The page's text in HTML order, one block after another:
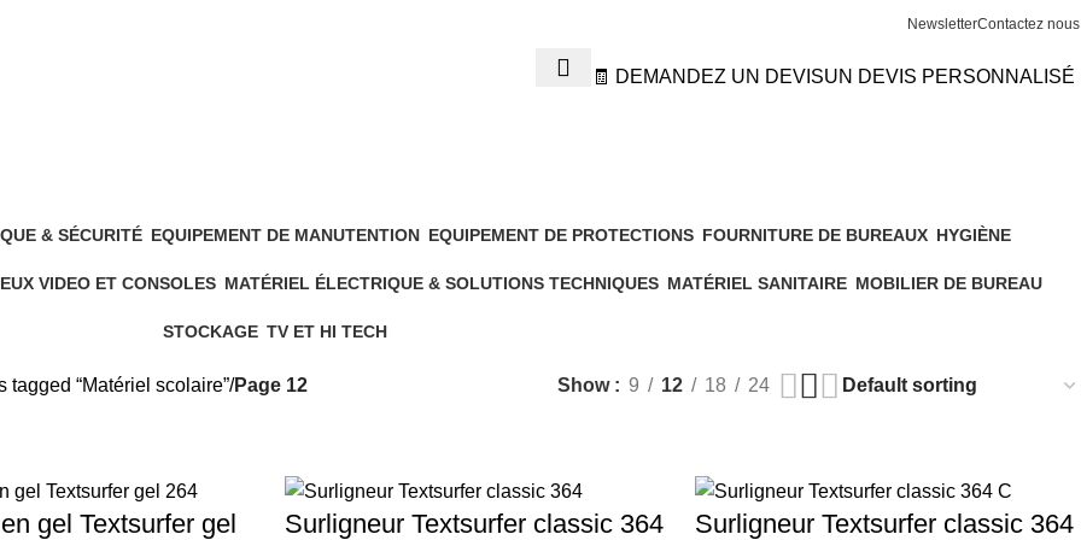
NewsletterContactez nous
🧾 DEMANDEZ UN DEVISUN DEVIS PERSONNALISÉ
& SÉCURITÉ EQUIPEMENT DE MANUTENTION EQUIPEMENT DE PROTECTIONS FOURNITURE DE BUREAUX HYGIÈNE
VIDEO ET CONSOLES MATÉRIEL ÉLECTRIQUE & SOLUTIONS TECHNIQUES MATÉRIEL SANITAIRE MOBILIER DE BUREAU
STOCKAGE TV ET HI TECH
tagged “Matériel scolaire” Page 12 Show 9 12 18 24
gel Textsurfer gel
Surligneur Textsurfer classic 364
Surligneur Textsurfer classic 364